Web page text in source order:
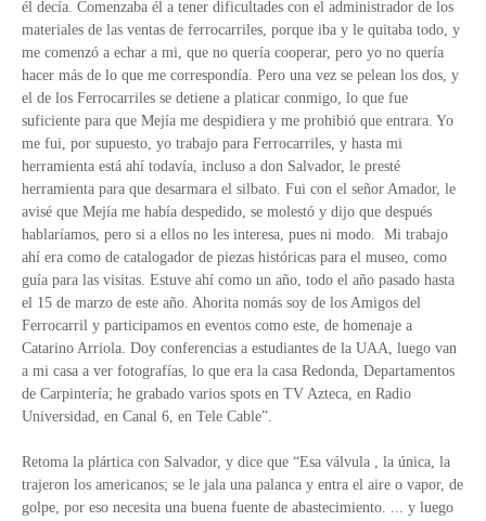
él decía. Comenzaba él a tener dificultades con el administrador de los
materiales de las ventas de ferrocarriles, porque iba y le quitaba todo, y
me comenzó a echar a mi, que no quería cooperar, pero yo no quería
hacer más de lo que me correspondía. Pero una vez se pelean los dos, y
el de los Ferrocarriles se detiene a platicar conmigo, lo que fue
suficiente para que Mejía me despidiera y me prohibió que entrara. Yo
me fui, por supuesto, yo trabajo para Ferrocarriles, y hasta mi
herramienta está ahí todavía, incluso a don Salvador, le presté
herramienta para que desarmara el silbato. Fui con el señor Amador, le
avisé que Mejía me había despedido, se molestó y dijo que después
hablaríamos, pero si a ellos no les interesa, pues ni modo. Mi trabajo
ahí era como de catalogador de piezas históricas para el museo, como
guía para las visitas. Estuve ahí como un año, todo el año pasado hasta
el 15 de marzo de este año. Ahorita nomás soy de los Amigos del
Ferrocarril y participamos en eventos como este, de homenaje a
Catarino Arriola. Doy conferencias a estudiantes de la UAA, luego van
a mi casa a ver fotografías, lo que era la casa Redonda, Departamentos
de Carpintería; he grabado varios spots en TV Azteca, en Radio
Universidad, en Canal 6, en Tele Cable”.
Retoma la plártica con Salvador, y dice que “Esa válvula , la única, la
trajeron los americanos; se le jala una palanca y entra el aire o vapor, de
golpe, por eso necesita una buena fuente de abastecimiento. ... y luego